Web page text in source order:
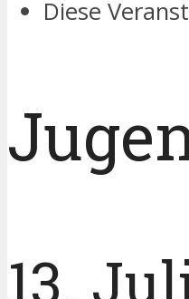
Diese
13.